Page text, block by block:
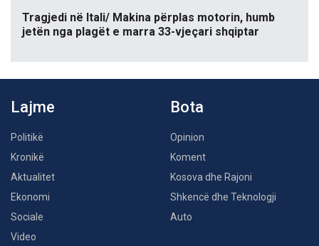
Tragjedi në Itali/ Makina përplas motorin, humb
jetën nga plagët e marra 33-vjeçari shqiptar
Lajme
Politikë
Kronikë
Aktualitet
Ekonomi
Sociale
Video
Bota
Opinion
Koment
Kosova dhe Rajoni
Shkencë dhe Teknologji
Auto